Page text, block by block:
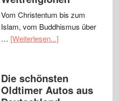
Vom Christentum bis zum
Islam, vom Buddhismus über
… [Weiterlesen...]
Die schönsten
Oldtimer Autos aus